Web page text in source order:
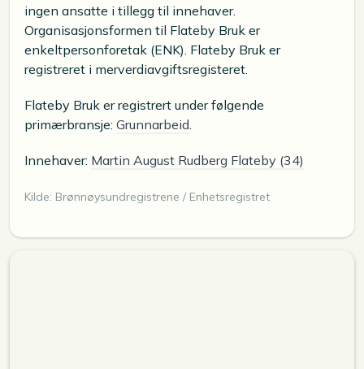
ingen ansatte i tillegg til innehaver.
Organisasjonsformen til Flateby Bruk er
enkeltpersonforetak (ENK). Flateby Bruk er
registreret i merverdiavgiftsregisteret.
Flateby Bruk er registrert under følgende
primærbransje: Grunnarbeid
Innehaver: Martin August Rudberg Flateby (34)
Kilde: Brønnøysundregistrene / Enhetsregistret